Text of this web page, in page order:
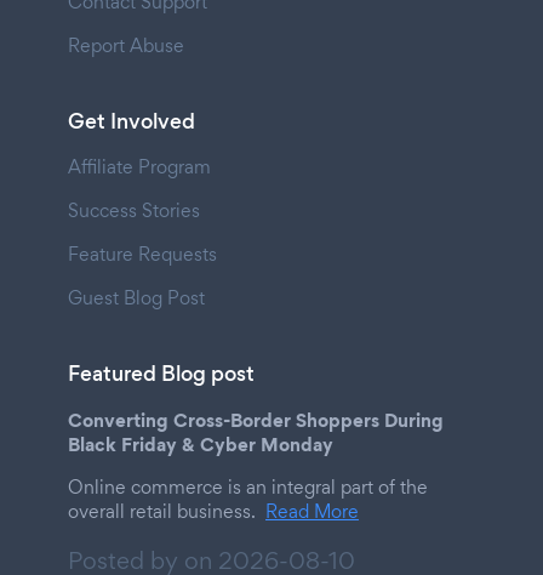
Report Abuse
Get Involved
Affiliate Program
Success Stories
Feature Requests
Guest Blog Post
Featured Blog post
Converting Cross-Border Shoppers During
Black Friday & Cyber Monday
Online commerce is an integral part of the
overall retail business. Read More
Posted by on 2026-08-10